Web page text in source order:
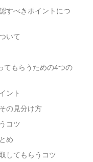
すべきポイントにつ
いて
てもらうための4つの
ント
の見分け方
コツ
め
してもらうコツ